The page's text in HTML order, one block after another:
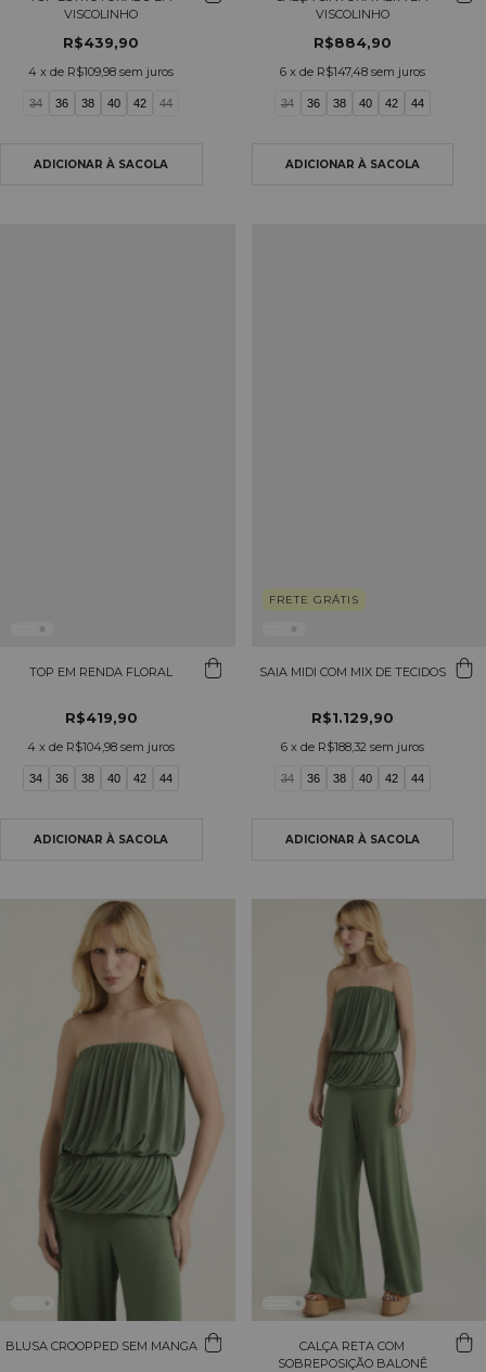
VISCOLINHO
R$439,90
4 x de R$109,98 sem juros
34 36 38 40 42 44
VISCOLINHO
R$884,90
6 x de R$147,48 sem juros
34 36 38 40 42 44
TOP EM RENDA FLORAL
R$419,90
4 x de R$104,98 sem juros
34 36 38 40 42 44
FRETE GRÁTIS
SAIA MIDI COM MIX DE TECIDOS
R$1.129,90
6 x de R$188,32 sem juros
34 36 38 40 42 44
BLUSA CROOPPED SEM MANGA
CALÇA RETA COM
SOBREPOSIÇÃO BALONÊ